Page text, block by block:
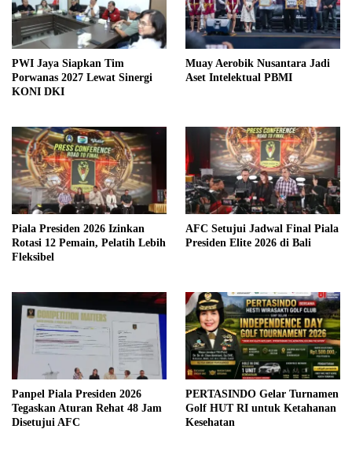
PWI Jaya Siapkan Tim
Porwanas 2027 Lewat Sinergi
KONI DKI
Muay Aerobik Nusantara Jadi
Aset Intelektual PBMI
Piala Presiden 2026 Izinkan
Rotasi 12 Pemain, Pelatih Lebih
Fleksibel
AFC Setujui Jadwal Final Piala
Presiden Elite 2026 di Bali
Panpel Piala Presiden 2026
Tegaskan Aturan Rehat 48 Jam
Disetujui AFC
PERTASINDO Gelar Turnamen
Golf HUT RI untuk Ketahanan
Kesehatan